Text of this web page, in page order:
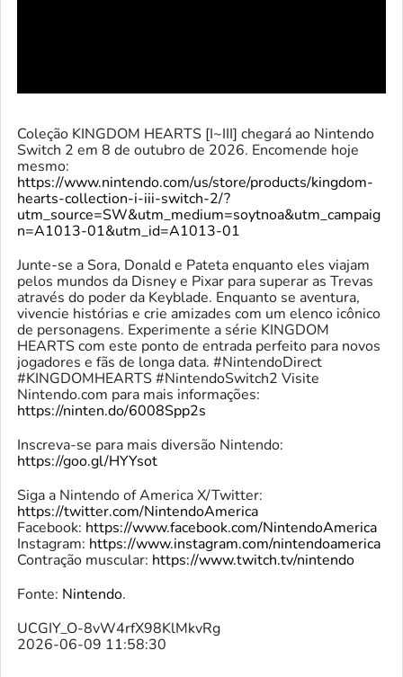
Coleção KINGDOM HEARTS [I~III] chegará ao Nintendo
Switch 2 em 8 de outubro de 2026. Encomende hoje
mesmo:
https://www.nintendo.com/us/store/products/kingdom-
hearts-collection-i-iii-switch-2/?
utm_source=SW&utm_medium=soytnoa&utm_campaig
n=A1013-01&utm_id=A1013-01
Junte-se a Sora, Donald e Pateta enquanto eles viajam
pelos mundos da Disney e Pixar para superar as Trevas
através do poder da Keyblade. Enquanto se aventura,
vivencie histórias e crie amizades com um elenco icônico
de personagens. Experimente a série KINGDOM
HEARTS com este ponto de entrada perfeito para novos
jogadores e fãs de longa data. #NintendoDirect
#KINGDOMHEARTS #NintendoSwitch2 Visite
Nintendo.com para mais informações:
https://ninten.do/6008Spp2s
Inscreva-se para mais diversão Nintendo:
https://goo.gl/HYYsot
Siga a Nintendo of America X/Twitter:
https://twitter.com/NintendoAmerica
Facebook: https://www.facebook.com/NintendoAmerica
Instagram: https://www.instagram.com/nintendoamerica
Contração muscular: https://www.twitch.tv/nintendo
Fonte: Nintendo.
UCGIY_O-8vW4rfX98KlMkvRg
2026-06-09 11:58:30